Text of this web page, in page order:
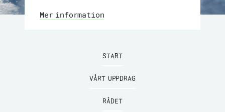
Mer information
START
VÅRT UPPDRAG
RÅDET